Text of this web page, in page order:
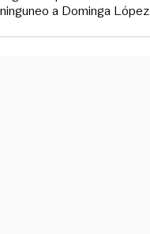
a Dominga López